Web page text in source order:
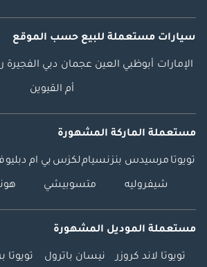
سيارات مستعملة للبيع حسب الموقع
الإمارات أبوظبي العين عجمان دبي الفجيرة
أم القيوين
مستعملة الماركة المشهورة
تويوتا مرسيدس بنزنسياملكزس بي ام دبليو
شيفروليه متسوبيشي
مستعملة الموديل المشهورة
تويوتا لاند كروزر نيسان باترول تويوتا